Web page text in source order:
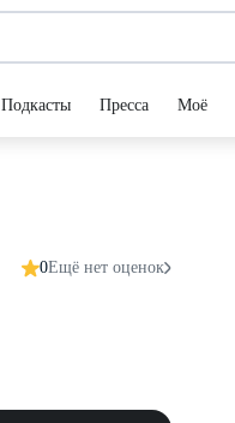
Подкасты Пресса Моё
0Ещё нет оценок